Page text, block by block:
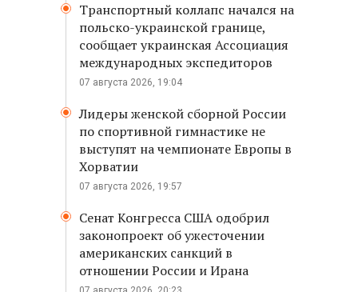
Транспортный коллапс начался на
польско-украинской границе,
сообщает украинская Ассоциация
международных экспедиторов
07 августа 2026, 19:04
Лидеры женской сборной России
по спортивной гимнастике не
выступят на чемпионате Европы в
Хорватии
07 августа 2026, 19:57
Сенат Конгресса США одобрил
законопроект об ужесточении
американских санкций в
отношении России и Ирана